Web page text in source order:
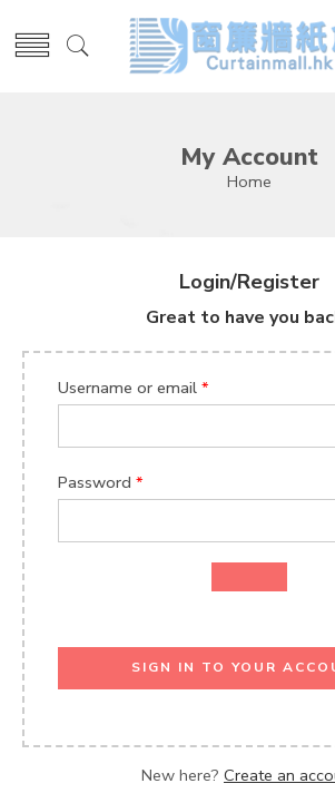
My Account
Home
Login/Register
Great to have you
Username or email *
Password *
SIGN IN TO YOUR
New here? Create an